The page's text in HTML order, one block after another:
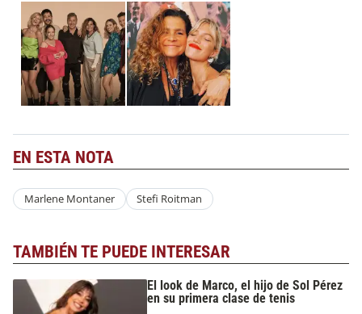
EN ESTA NOTA
Marlene Montaner Stefi Roitman
TAMBIÉN TE PUEDE INTERESAR
El look de Marco, el hijo de Sol Pérez
en su primera clase de tenis